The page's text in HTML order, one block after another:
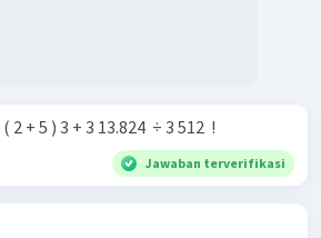
+ 5 ) 3 + 3 13.824 ​ ÷ 3 512 ​ !
Jawaban terverifikasi